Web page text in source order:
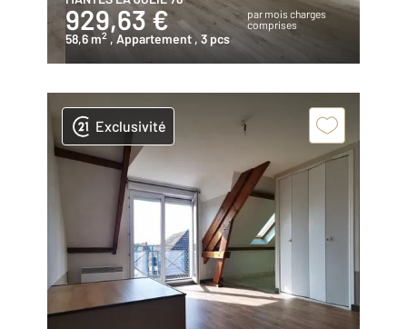
929,63 €
par mois charges
comprises
58,6 m2 , Appartement, 3 pcs
Exclusivité